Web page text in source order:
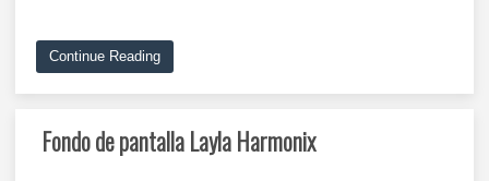
Continue Reading
Fondo de pantalla Layla Harmonix